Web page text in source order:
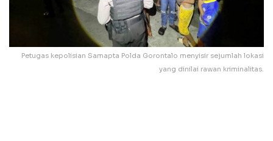
Petugas kepolisian Samapta Polda Gorontalo menyisir sejumlah lokasi
yang dinilai rawan kriminalitas.